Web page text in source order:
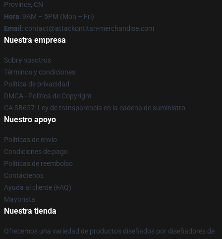
Province, CN
Hora: 9AM – 5PM (Mon – Fri)
Email : contact@attackontitan-merchandise.com
Nuestra empresa
Sobre nosotros
Términos y condiciones
Política de privacidad
DMCA - Política de Copyright
CA SB657: Ley de transparencia en la cadena de suministro
Nuestro apoyo
Políticas de envío
Condiciones de pago
Políticas de reembolso
Contáctenos
Ayuda al cliente (FAQ)
Mayorista
Nuestra tienda
Ofrecemos una variedad de productos diseñados por diseñadores de